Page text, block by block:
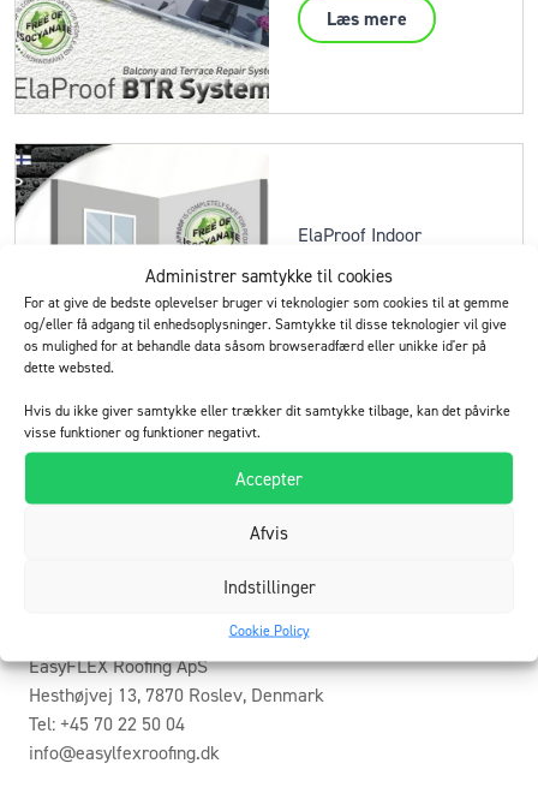
Administrer samtykke til cookies
For at give de bedste oplevelser bruger vi teknologier som cookies til at gemme
og/eller få adgang til enhedsoplysninger. Samtykke til disse teknologier vil give
os mulighed for at behandle data såsom browseradfærd eller unikke id'er på
dette websted.
Hvis du ikke giver samtykke eller trækker dit samtykke tilbage, kan det påvirke
visse funktioner og funktioner negativt.
Accepter
Afvis
Indstillinger
Cookie Policy
Læs mere
ElaProof Indoor
indeklima!
Læs mere
EasyFLEX Roofing ApS
Hesthøjvej 13, 7870 Roslev, Denmark
Tel: +45 70 22 50 04
info@easylfexroofing.dk